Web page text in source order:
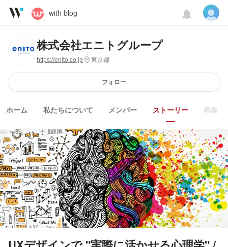
with blog
株式会社エニトグループ
https://enito.co.jp 東京都
フォロー
ホーム 私たちについて メンバー ストーリー 募集